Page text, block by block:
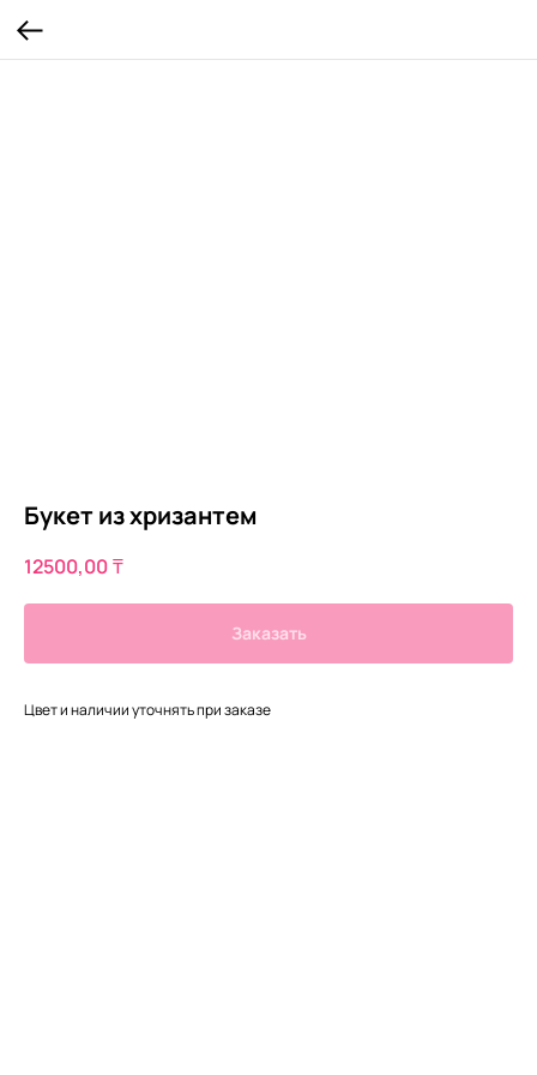
Букет из хризантем
12500,00₸
Заказать
Цвет и наличии уточнять при заказе